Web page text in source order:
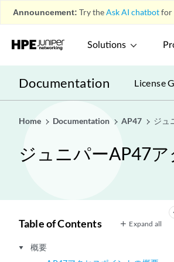
Announcement: Try theAsk AI chatbotfor
Solutions
Documentation License
Home Documentation AP47 ジュ
ジュニパーAP47
Table of Contents Expand all
play_arrow
概要